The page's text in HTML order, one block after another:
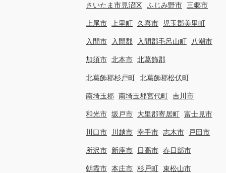
さいたま市見沼区 ふじみ野市 三郷市
上尾市 上里町 久喜市 児玉郡美里町
入間市 入間郡 入間郡毛呂山町 八潮市
加須市 北本市 北葛飾郡
北葛飾郡杉戸町 北葛飾郡松伏町
南埼玉郡 南埼玉郡宮代町 吉川市
和光市 坂戸市 大里郡寄居町 富士見市
川口市 川越市 幸手市 志木市 戸田市
所沢市 新座市 日高市 春日部市
朝霞市 本庄市 杉戸町 東松山市